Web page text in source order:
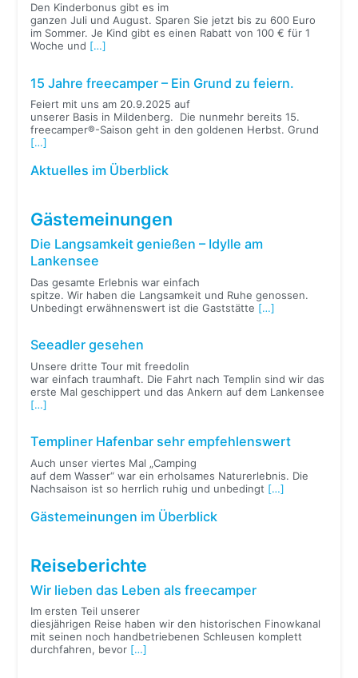
Den Kinderbonus gibt es im
ganzen Juli und August. Sparen Sie jetzt bis zu 600 Euro
im Sommer. Je Kind gibt es einen Rabatt von 100 € für 1
Woche und […]
15 Jahre freecamper – Ein Grund zu feiern.
Feiert mit uns am 20.9.2025 auf
unserer Basis in Mildenberg. Die nunmehr bereits 15.
freecamper®-Saison geht in den goldenen Herbst. Grund
[…]
Aktuelles im Überblick
Gästemeinungen
Die Langsamkeit genießen – Idylle am
Lankensee
Das gesamte Erlebnis war einfach
spitze. Wir haben die Langsamkeit und Ruhe genossen.
Unbedingt erwähnenswert ist die Gaststätte […]
Seeadler gesehen
Unsere dritte Tour mit freedolin
war einfach traumhaft. Die Fahrt nach Templin sind wir das
erste Mal geschippert und das Ankern auf dem Lankensee
[…]
Templiner Hafenbar sehr empfehlenswert
Auch unser viertes Mal „Camping
auf dem Wasser“ war ein erholsames Naturerlebnis. Die
Nachsaison ist so herrlich ruhig und unbedingt […]
Gästemeinungen im Überblick
Reiseberichte
Wir lieben das Leben als freecamper
Im ersten Teil unserer
diesjährigen Reise haben wir den historischen Finowkanal
mit seinen noch handbetriebenen Schleusen komplett
durchfahren, bevor […]